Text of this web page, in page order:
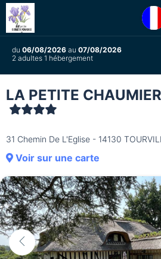
du 06/08/2026 au 07/08/2026
2 adultes 1 hébergement
LA PETITE
31 Chemin De L'Eglise - 14130
Voir sur une carte